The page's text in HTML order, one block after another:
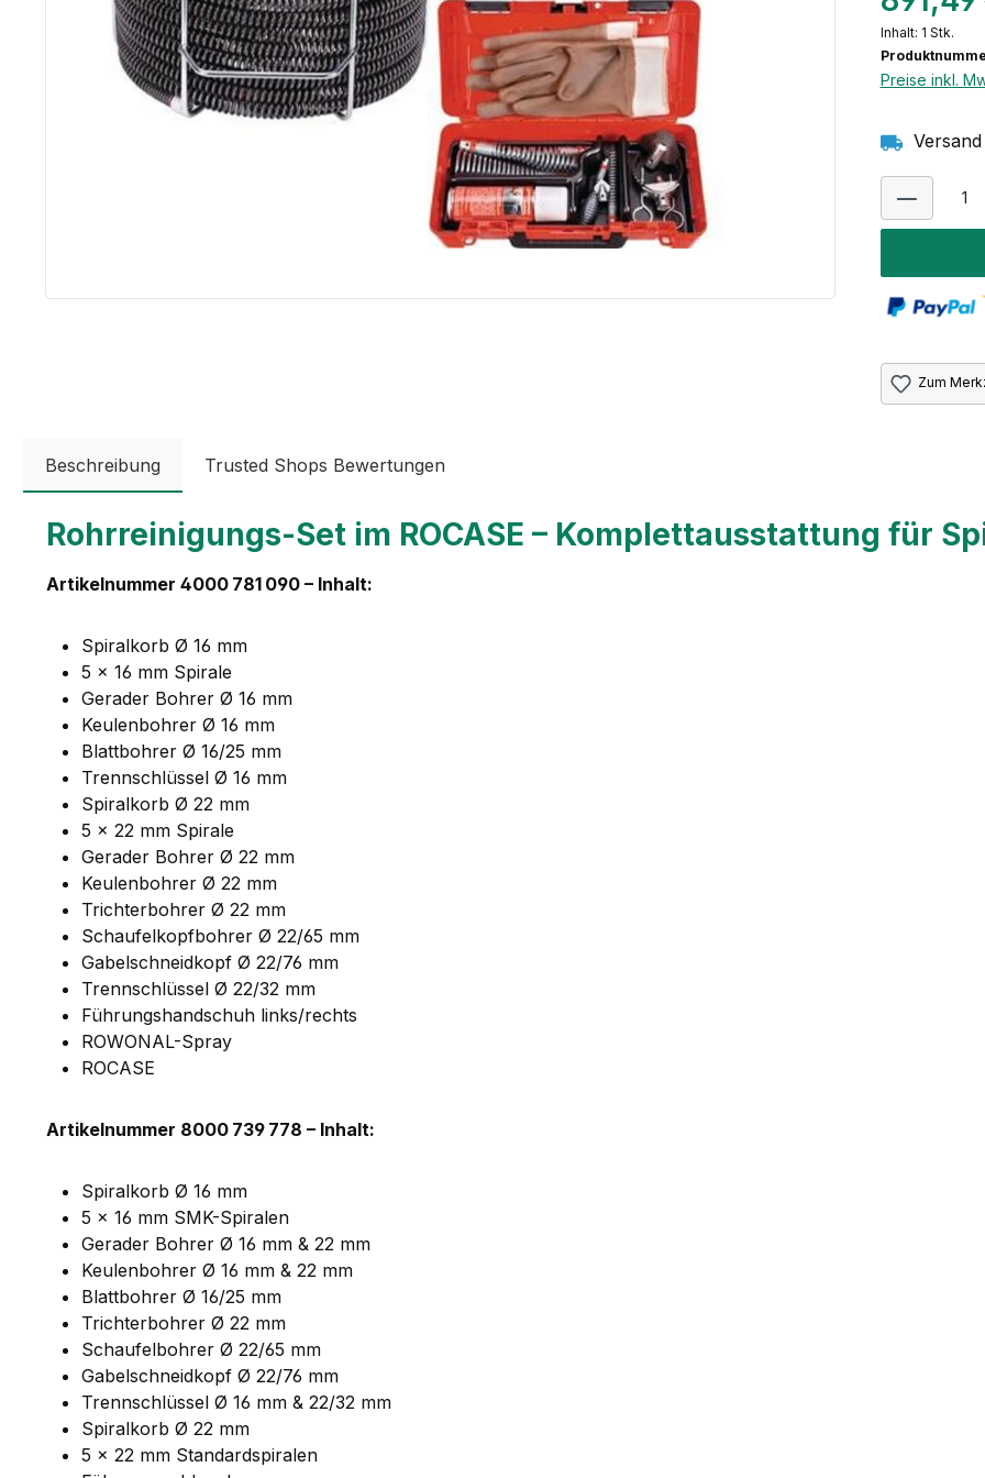
Inhalt: 1 Stk.
Preise inkl.
Zum
Beschreibung Trusted Shops Bewertungen
Rohrreinigungs-Set im ROCASE – Komplettausstattung für
Artikelnummer 4000 781 090 – Inhalt:
Spiralkorb Ø 16 mm
5 × 16 mm Spirale
Gerader Bohrer Ø 16 mm
Keulenbohrer Ø 16 mm
Blattbohrer Ø 16/25 mm
Trennschlüssel Ø 16 mm
Spiralkorb Ø 22 mm
5 × 22 mm Spirale
Gerader Bohrer Ø 22 mm
Keulenbohrer Ø 22 mm
Trichterbohrer Ø 22 mm
Schaufelkopfbohrer Ø 22/65 mm
Gabelschneidkopf Ø 22/76 mm
Trennschlüssel Ø 22/32 mm
Führungshandschuh links/rechts
ROWONAL-Spray
ROCASE
Artikelnummer 8000 739 778 – Inhalt:
Spiralkorb Ø 16 mm
5 × 16 mm SMK-Spiralen
Gerader Bohrer Ø 16 mm & 22 mm
Keulenbohrer Ø 16 mm & 22 mm
Blattbohrer Ø 16/25 mm
Trichterbohrer Ø 22 mm
Schaufelbohrer Ø 22/65 mm
Gabelschneidkopf Ø 22/76 mm
Trennschlüssel Ø 16 mm & 22/32 mm
Spiralkorb Ø 22 mm
5 × 22 mm Standardspiralen